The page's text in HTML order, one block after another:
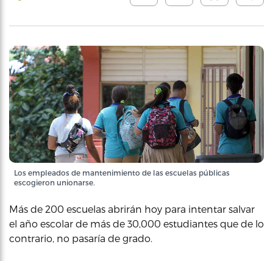
Los empleados de mantenimiento de las escuelas públicas
escogieron unionarse.
Más de 200 escuelas abrirán hoy para intentar salvar
el año escolar de más de 30,000 estudiantes que de lo
contrario, no pasaría de grado.